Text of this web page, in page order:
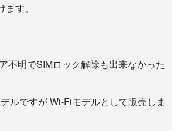
す。
不明でSIMロック解除も出来なかった
ルですが Wi-Fiモデルとして販売しま